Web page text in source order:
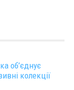
об’єднує
колекції